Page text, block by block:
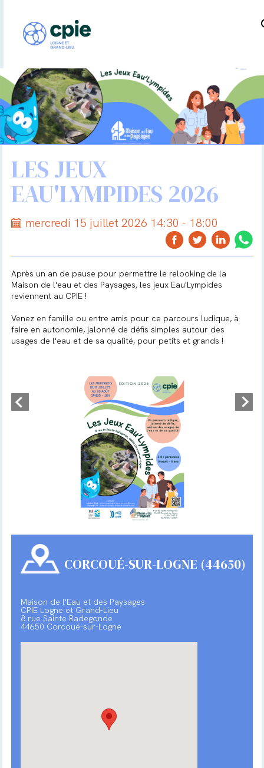
LES JEUX
EAU'LYMPIDES 2026
mercredi 15 juillet 2026 14:30 - 18:00
Après un an de pause pour permettre le relooking de la
Maison de l'eau et des Paysages, les jeux Eau'Lympides
reviennent au CPIE !
Venez en famille ou entre amis pour ce parcours ludique, à
faire en autonomie, jalonné de défis simples autour des
usages de l'eau et de sa qualité, pour petits et grands !
CORCOUÉ-SUR-LOGNE (44650)
Maison de l'Eau et des Paysages
CPIE Logne et Grand-Lieu
8 rue Sainte Radegonde
44650 Corcoué-sur-Logne